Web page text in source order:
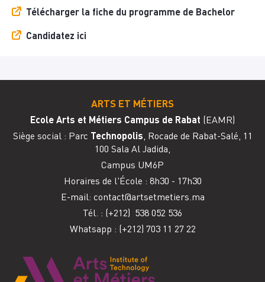
Télécharger la fiche du programme de Bachelor
Candidatez ici
ARTS ET MÉTIERS
Ecole Arts et Métiers Campus de Rabat (EAMR)
Siège social : Parc Technopolis , Rocade de Rabat-Salé, 11
100 Sala Al Jadida,
Campus UM6P
Horaires de l'École : 8h30 - 17h30
E-mail: contact@artsetmetiers.ma
Tél. : (+212) 538 052 536
Whatsapp : (+212) 703 11 27 22